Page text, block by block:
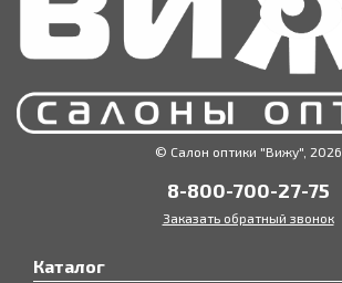
© Салон оптики "Вижу", 2026
8-800-700-27-75
Заказать обратный звонок
Каталог